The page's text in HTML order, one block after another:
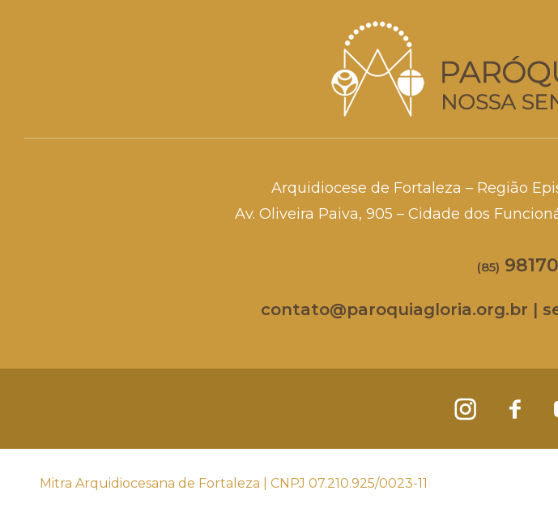
Arquidiocese de Fortaleza – Região
Av. Oliveira Paiva, 905 – Cidade dos
(85)
contato@paroquiagloria.org.br |
Mitra Arquidiocesana de Fortaleza | CNPJ 07.210.925/0023-11